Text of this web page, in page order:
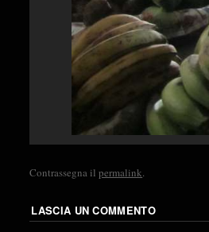
Contrassegna ilpermalink.
LASCIA UN COMMENTO